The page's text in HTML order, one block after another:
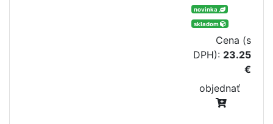
novinka
skladom
Cena (s
DPH): 23.25
€
objednať